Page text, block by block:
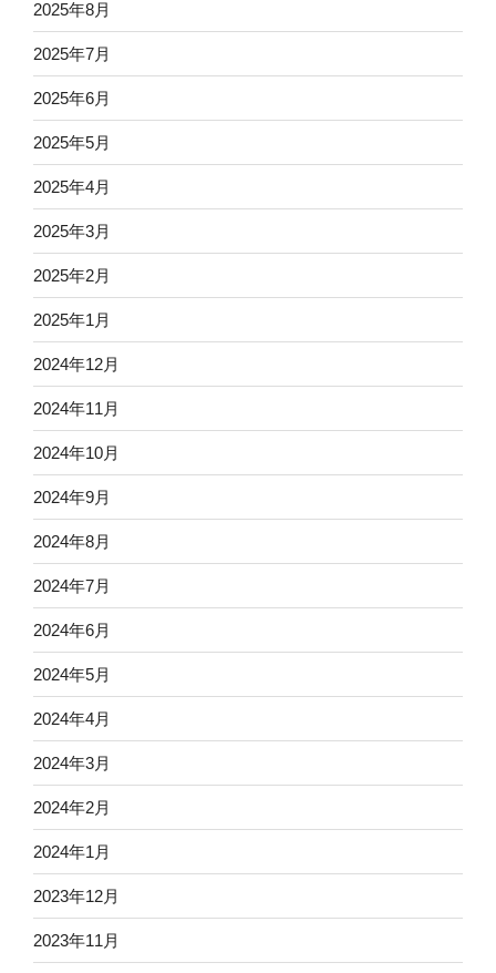
2025年8月
2025年7月
2025年6月
2025年5月
2025年4月
2025年3月
2025年2月
2025年1月
2024年12月
2024年11月
2024年10月
2024年9月
2024年8月
2024年7月
2024年6月
2024年5月
2024年4月
2024年3月
2024年2月
2024年1月
2023年12月
2023年11月